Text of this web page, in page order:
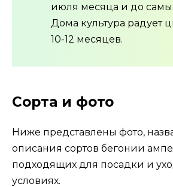
июля месяца и до
Дома культура радует
10-12 месяцев.
Сорта и фото
Ниже представлены фото,
описания сортов бегонии
подходящих для посадки и
условиях.